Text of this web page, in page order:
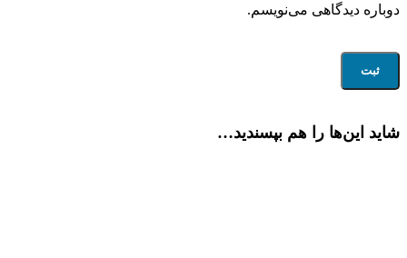
دوباره دیدگاهی می‌نویسم.
شاید این‌ها را هم بپسندید…